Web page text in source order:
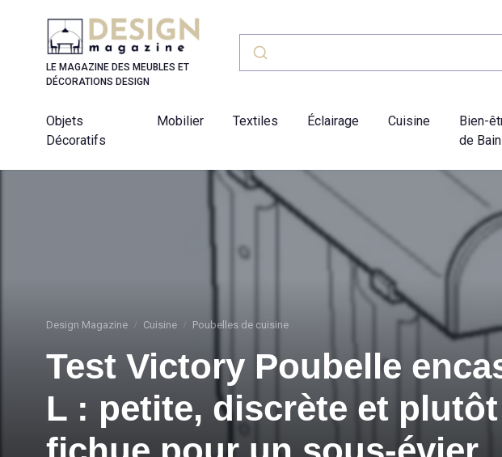
LE MAGAZINE DES MEUBLES ET
DÉCORATIONS DESIGN
Objets
Décoratifs
Mobilier Textiles Éclairage Cuisine
Bien-
de Bain
Design Magazine Cuisine Poubelles de cuisine
Test Victory Poubelle
L : petite, discrète et